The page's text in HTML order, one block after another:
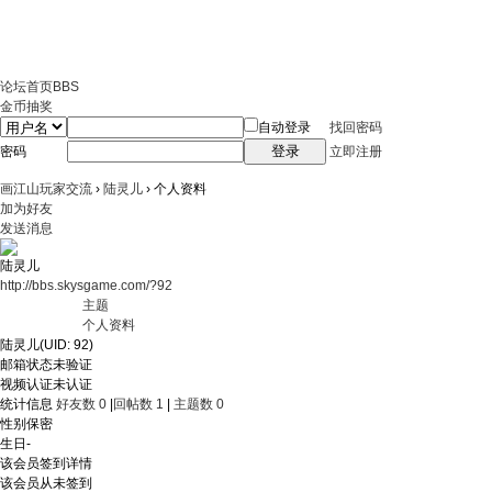
论坛首页BBS
金币抽奖
自动登录
找回密码
密码
登录 立即注册
画江山玩家交流 › 陆灵儿 › 个人资料
加为好友
发送消息
陆灵儿
http://bbs.skysgame.com/?92
主题
个人资料
陆灵儿(UID: 92)
邮箱状态未验证
视频认证未认证
统计信息 好友数 0 回帖数 1
主题数 0
性别 保密
生日 -
该会员签到详情
该会员从未签到